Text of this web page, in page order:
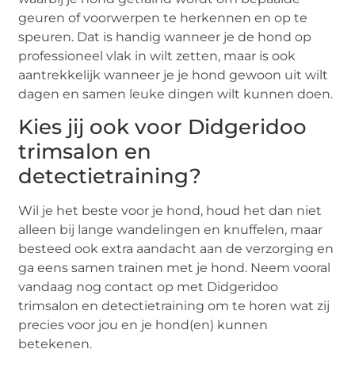
geuren of voorwerpen te herkennen en op te
speuren. Dat is handig wanneer je de hond op
professioneel vlak in wilt zetten, maar is ook
aantrekkelijk wanneer je je hond gewoon uit wilt
dagen en samen leuke dingen wilt kunnen doen.
Kies jij ook voor Didgeridoo
trimsalon en
detectietraining?
Wil je het beste voor je hond, houd het dan niet
alleen bij lange wandelingen en knuffelen, maar
besteed ook extra aandacht aan de verzorging en
ga eens samen trainen met je hond. Neem vooral
vandaag nog contact op met Didgeridoo
trimsalon en detectietraining om te horen wat zij
precies voor jou en je hond(en) kunnen
betekenen.